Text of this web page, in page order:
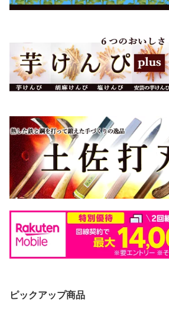
ピックアップ商品